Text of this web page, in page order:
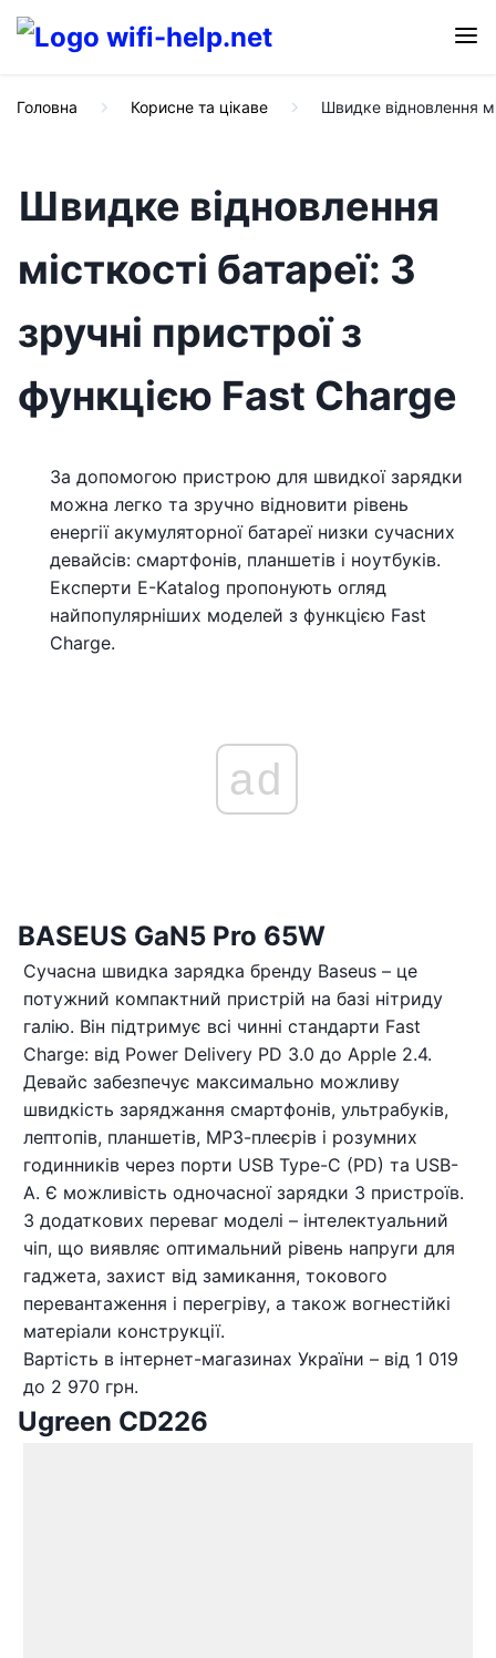
Головна Корисне та цікаве Швидке відновлення
Швидке відновлення
місткості батареї: 3
зручні пристрої з
функцією Fast Charge
За допомогою пристрою для швидкої зарядки
можна легко та зручно відновити рівень
енергії акумуляторної батареї низки сучасних
девайсів: смартфонів, планшетів і ноутбуків.
Експерти E-Katalog пропонують огляд
найпопулярніших моделей з функцією Fast
Charge.
ad
BASEUS GaN5 Pro 65W
Сучасна швидка зарядка бренду Baseus – це
потужний компактний пристрій на базі нітриду
галію. Він підтримує всі чинні стандарти Fast
Charge: від Power Delivery PD 3.0 до Apple 2.4.
Девайс забезпечує максимально можливу
швидкість заряджання смартфонів, ультрабуків,
лептопів, планшетів, МР3-плеєрів і розумних
годинників через порти USB Type-C (PD) та USB-
A. Є можливість одночасної зарядки 3 пристроїв.
З додаткових переваг моделі – інтелектуальний
чіп, що виявляє оптимальний рівень напруги для
гаджета, захист від замикання, токового
перевантаження і перегріву, а також вогнестійкі
матеріали конструкції.
Вартість в інтернет-магазинах України – від 1 019
до 2 970 грн.
Ugreen CD226